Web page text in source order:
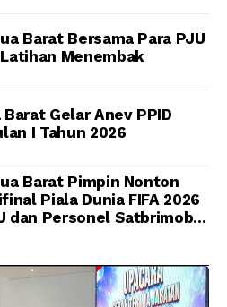
Barat Bersama Para PJU
Menembak
Gelar Anev PPID
I Tahun 2026
Barat Pimpin Nonton
Piala Dunia FIFA 2026
dan Personel Satbrimob